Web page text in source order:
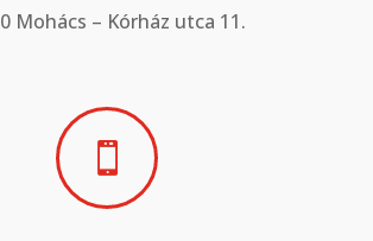
Mohács – Kórház utca 11.
